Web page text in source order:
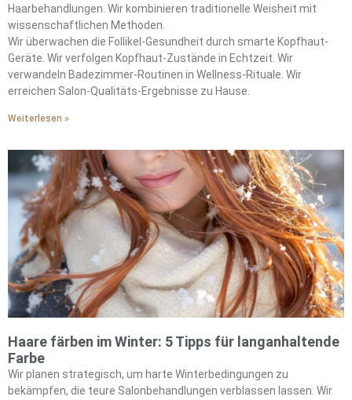
Haarbehandlungen. Wir kombinieren traditionelle Weisheit mit
wissenschaftlichen Methoden.
Wir überwachen die Follikel-Gesundheit durch smarte Kopfhaut-
Geräte. Wir verfolgen Kopfhaut-Zustände in Echtzeit. Wir
verwandeln Badezimmer-Routinen in Wellness-Rituale. Wir
erreichen Salon-Qualitäts-Ergebnisse zu Hause.
Weiterlesen »
Haare färben im Winter: 5 Tipps für langanhaltende
Farbe
Wir planen strategisch, um harte Winterbedingungen zu
bekämpfen, die teure Salonbehandlungen verblassen lassen. Wir